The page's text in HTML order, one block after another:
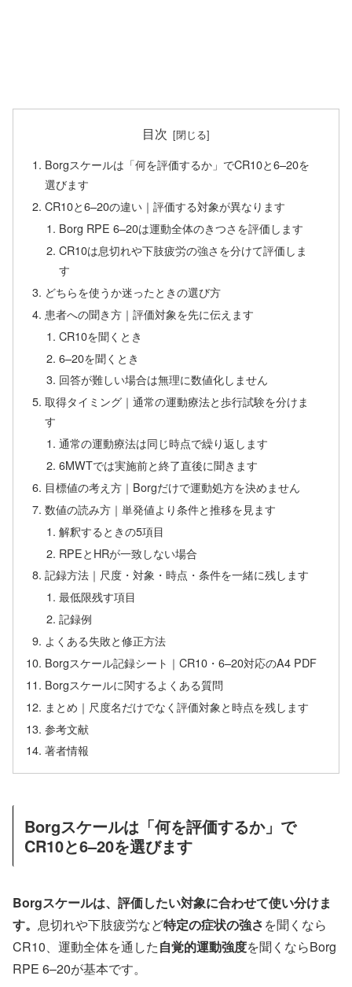
目次
Borgスケールは「何を評価するか」でCR10と6–20を
選びます
CR10と6–20の違い｜評価する対象が異なります
Borg RPE 6–20は運動全体のきつさを評価します
CR10は息切れや下肢疲労の強さを分けて評価しま
す
どちらを使うか迷ったときの選び方
患者への聞き方｜評価対象を先に伝えます
CR10を聞くとき
6–20を聞くとき
回答が難しい場合は無理に数値化しません
取得タイミング｜通常の運動療法と歩行試験を分けま
す
通常の運動療法は同じ時点で繰り返します
6MWTでは実施前と終了直後に聞きます
目標値の考え方｜Borgだけで運動処方を決めません
数値の読み方｜単発値より条件と推移を見ます
解釈するときの5項目
RPEとHRが一致しない場合
記録方法｜尺度・対象・時点・条件を一緒に残します
最低限残す項目
記録例
よくある失敗と修正方法
Borgスケール記録シート｜CR10・6–20対応のA4 PDF
Borgスケールに関するよくある質問
まとめ｜尺度名だけでなく評価対象と時点を残します
参考文献
著者情報
Borgスケールは「何を評価するか」で
CR10と6–20を選びます
Borgスケールは、評価したい対象に合わせて使い分けま
す。 息切れや下肢疲労など特定の症状の強さを聞くなら
CR10、運動全体を通した自覚的運動強度を聞くならBorg
RPE 6–20が基本です。